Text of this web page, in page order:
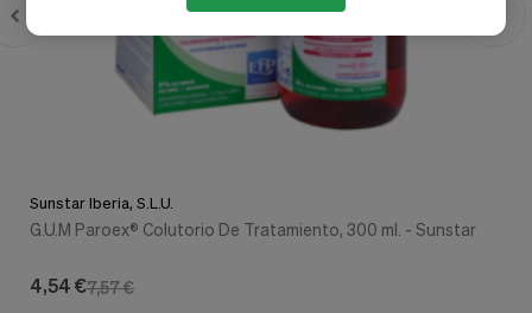
Sunstar Iberia, S.L.U.
G.U.M Paroex® Colutorio De Tratamiento, 300 ml. - Sunstar
7,57 €
4,54 €